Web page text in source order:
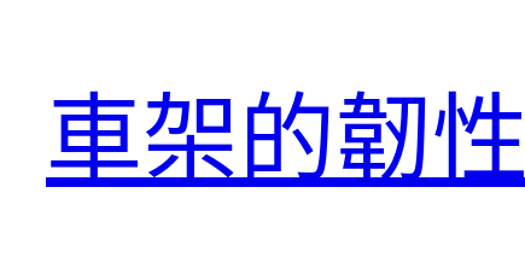
車架的韌性